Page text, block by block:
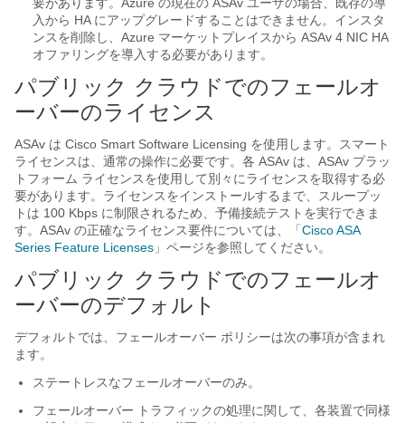
入から HA にアップグレードすることはできません。インスタ
ンスを削除し、Azure マーケットプレイスから ASAv 4 NIC HA
オファリングを導入する必要があります。
パブリック クラウドでのフェールオ
ーバーのライセンス
ASAv は Cisco Smart Software Licensing を使用します。スマート
ライセンスは、通常の操作に必要です。各 ASAv は、ASAv プラッ
トフォーム ライセンスを使用して別々にライセンスを取得する必
要があります。ライセンスをインストールするまで、スループッ
トは 100 Kbps に制限されるため、予備接続テストを実行できま
す。ASAv の正確なライセンス要件については、「 Cisco ASA
Series Feature Licenses 」ページを参照してください。
パブリック クラウドでのフェールオ
ーバーのデフォルト
デフォルトでは、フェールオーバー ポリシーは次の事項が含まれ
ます。
ステートレスなフェールオーバーのみ。
フェールオーバー トラフィックの処理に関して、各装置で同様